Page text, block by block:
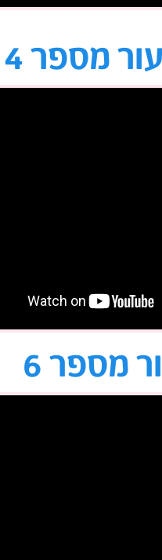
מספר 4
מספר 6